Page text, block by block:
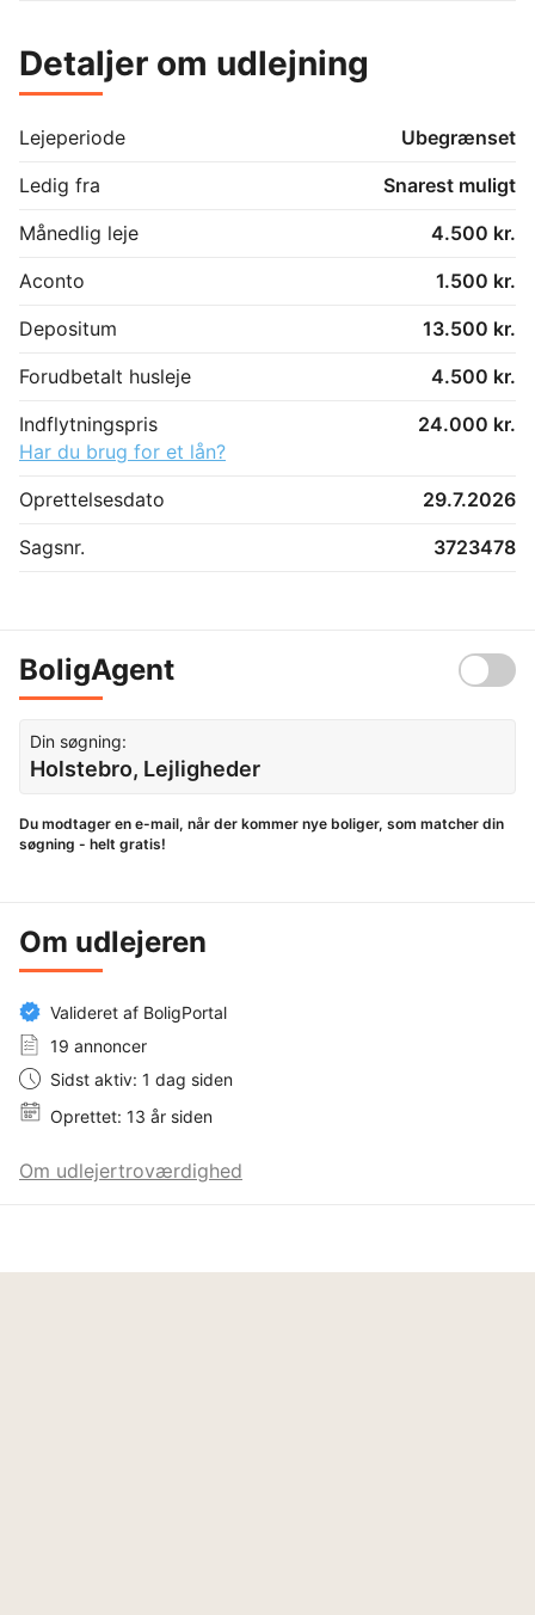
Detaljer om udlejning
Lejeperiode
Ubegrænset
Ledig fra
Snarest muligt
Månedlig leje
4.500 kr.
Aconto
1.500 kr.
Depositum
13.500 kr.
Forudbetalt husleje
4.500 kr.
Indflytningspris
24.000 kr.
Har du brug for et lån?
Oprettelsesdato
29.7.2026
Sagsnr.
3723478
BoligAgent
Din søgning:
Holstebro, Lejligheder
Du modtager en e-mail, når der kommer nye boliger, som matcher din
søgning - helt gratis!
Om udlejeren
Valideret af BoligPortal
19 annoncer
Sidst aktiv: 1 dag siden
Oprettet: 13 år siden
Om udlejertroværdighed